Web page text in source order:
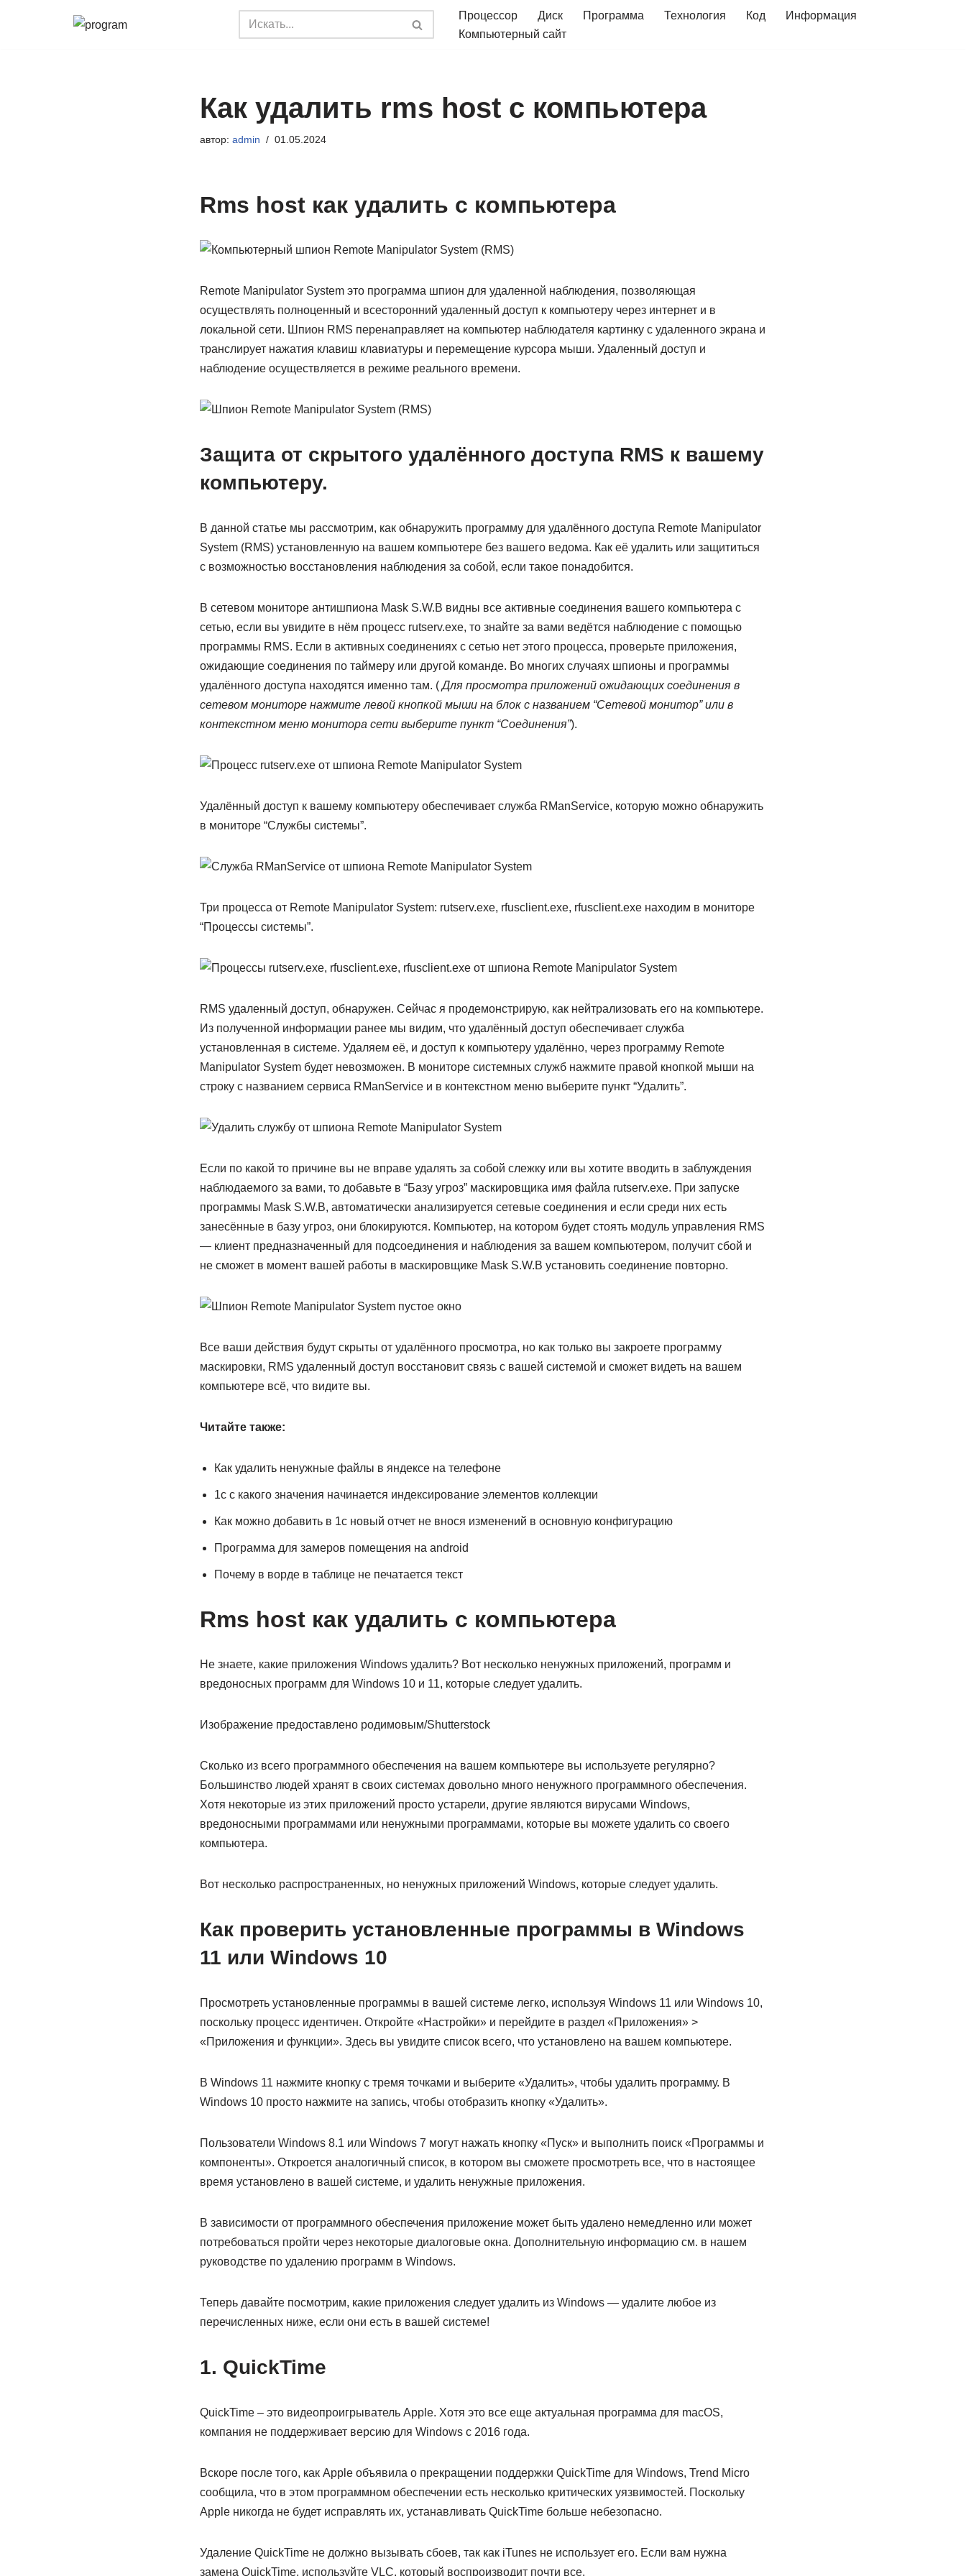
Процессор Диск Программа Технология Код
Информация
Компьютерный сайт
Как удалить rms host с компьютера
автор: admin 01.05.2024
Rms host как удалить с компьютера
Remote Manipulator System это программа шпион для удаленной наблюдения, позволяющая
осуществлять полноценный и всесторонний удаленный доступ к компьютеру через интернет и в
локальной сети. Шпион RMS перенаправляет на компьютер наблюдателя картинку с удаленного экрана и
транслирует нажатия клавиш клавиатуры и перемещение курсора мыши. Удаленный доступ и
наблюдение осуществляется в режиме реального времени.
Защита от скрытого удалённого доступа RMS к вашему
компьютеру.
В данной статье мы рассмотрим, как обнаружить программу для удалённого доступа Remote Manipulator
System (RMS) установленную на вашем компьютере без вашего ведома. Как её удалить или защититься
с возможностью восстановления наблюдения за собой, если такое понадобится.
В сетевом мониторе антишпиона Mask S.W.B видны все активные соединения вашего компьютера с
сетью, если вы увидите в нём процесс rutserv.exe, то знайте за вами ведётся наблюдение с помощью
программы RMS. Если в активных соединениях с сетью нет этого процесса, проверьте приложения,
ожидающие соединения по таймеру или другой команде. Во многих случаях шпионы и программы
удалённого доступа находятся именно там. (Для просмотра приложений ожидающих соединения в
сетевом мониторе нажмите левой кнопкой мыши на блок с названием “Сетевой монитор” или в
контекстном меню монитора сети выберите пункт “Соединения”).
Удалённый доступ к вашему компьютеру обеспечивает служба RManService, которую можно обнаружить
в мониторе “Службы системы”.
Три процесса от Remote Manipulator System: rutserv.exe, rfusclient.exe, rfusclient.exe находим в мониторе
“Процессы системы”.
RMS удаленный доступ, обнаружен. Сейчас я продемонстрирую, как нейтрализовать его на компьютере.
Из полученной информации ранее мы видим, что удалённый доступ обеспечивает служба
установленная в системе. Удаляем её, и доступ к компьютеру удалённо, через программу Remote
Manipulator System будет невозможен. В мониторе системных служб нажмите правой кнопкой мыши на
строку с названием сервиса RManService и в контекстном меню выберите пункт “Удалить”.
Если по какой то причине вы не вправе удалять за собой слежку или вы хотите вводить в заблуждения
наблюдаемого за вами, то добавьте в “Базу угроз” маскировщика имя файла rutserv.exe. При запуске
программы Mask S.W.B, автоматически анализируется сетевые соединения и если среди них есть
занесённые в базу угроз, они блокируются. Компьютер, на котором будет стоять модуль управления RMS
— клиент предназначенный для подсоединения и наблюдения за вашем компьютером, получит сбой и
не сможет в момент вашей работы в маскировщике Mask S.W.B установить соединение повторно.
Все ваши действия будут скрыты от удалённого просмотра, но как только вы закроете программу
маскировки, RMS удаленный доступ восстановит связь с вашей системой и сможет видеть на вашем
компьютере всё, что видите вы.
Читайте также:
Как удалить ненужные файлы в яндексе на телефоне
1с с какого значения начинается индексирование элементов коллекции
Как можно добавить в 1с новый отчет не внося изменений в основную конфигурацию
Программа для замеров помещения на android
Почему в ворде в таблице не печатается текст
Rms host как удалить с компьютера
Не знаете, какие приложения Windows удалить? Вот несколько ненужных приложений, программ и
вредоносных программ для Windows 10 и 11, которые следует удалить.
Изображение предоставлено родимовым/Shutterstock
Сколько из всего программного обеспечения на вашем компьютере вы используете регулярно?
Большинство людей хранят в своих системах довольно много ненужного программного обеспечения.
Хотя некоторые из этих приложений просто устарели, другие являются вирусами Windows,
вредоносными программами или ненужными программами, которые вы можете удалить со своего
компьютера.
Вот несколько распространенных, но ненужных приложений Windows, которые следует удалить.
Как проверить установленные программы в Windows
11 или Windows 10
Просмотреть установленные программы в вашей системе легко, используя Windows 11 или Windows 10,
поскольку процесс идентичен. Откройте «Настройки» и перейдите в раздел «Приложения» >
«Приложения и функции». Здесь вы увидите список всего, что установлено на вашем компьютере.
В Windows 11 нажмите кнопку с тремя точками и выберите «Удалить», чтобы удалить программу. В
Windows 10 просто нажмите на запись, чтобы отобразить кнопку «Удалить».
Пользователи Windows 8.1 или Windows 7 могут нажать кнопку «Пуск» и выполнить поиск «Программы и
компоненты». Откроется аналогичный список, в котором вы сможете просмотреть все, что в настоящее
время установлено в вашей системе, и удалить ненужные приложения.
В зависимости от программного обеспечения приложение может быть удалено немедленно или может
потребоваться пройти через некоторые диалоговые окна. Дополнительную информацию см. в нашем
руководстве по удалению программ в Windows.
Теперь давайте посмотрим, какие приложения следует удалить из Windows — удалите любое из
перечисленных ниже, если они есть в вашей системе!
1. QuickTime
QuickTime – это видеопроигрыватель Apple. Хотя это все еще актуальная программа для macOS,
компания не поддерживает версию для Windows с 2016 года.
Вскоре после того, как Apple объявила о прекращении поддержки QuickTime для Windows, Trend Micro
сообщила, что в этом программном обеспечении есть несколько критических уязвимостей. Поскольку
Apple никогда не будет исправлять их, устанавливать QuickTime больше небезопасно.
Удаление QuickTime не должно вызывать сбоев, так как iTunes не использует его. Если вам нужна
замена QuickTime, используйте VLC, который воспроизводит почти все.